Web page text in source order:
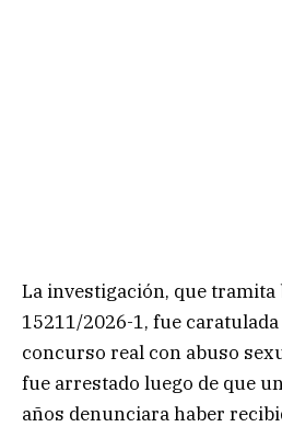
La investigación, que tramita
15211/2026-1, fue
concurso real con abuso
fue arrestado luego de que
años denunciara haber